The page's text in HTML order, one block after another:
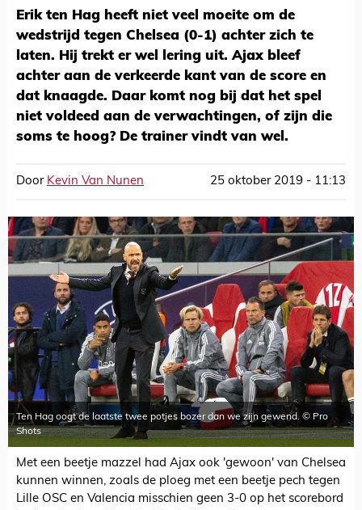
Erik ten Hag heeft niet veel moeite om de
wedstrijd tegen Chelsea (0-1) achter zich te
laten. Hij trekt er wel lering uit. Ajax bleef
achter aan de verkeerde kant van de score en
dat knaagde. Daar komt nog bij dat het spel
niet voldeed aan de verwachtingen, of zijn die
soms te hoog? De trainer vindt van wel.
Door Kevin Van Nunen 25 oktober 2019 - 11:13
Ten Hag oogt de laatste twee potjes bozer dan we zijn gewend. © Pro
Shots
Met een beetje mazzel had Ajax ook 'gewoon' van Chelsea
kunnen winnen, zoals de ploeg met een beetje pech tegen
Lille OSC en Valencia misschien geen 3-0 op het scorebord